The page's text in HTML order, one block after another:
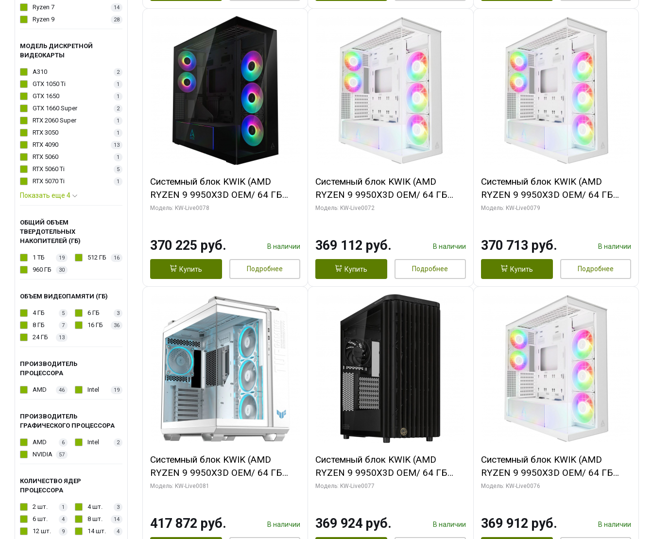
Ryzen 7 14
Ryzen 9 28
МОДЕЛЬ ДИСКРЕТНОЙ
ВИДЕОКАРТЫ
A310 2
GTX 1050 Ti 1
GTX 1650 1
GTX 1660 Super 2
RTX 2060 Super 1
RTX 3050 1
RTX 4090 13
RTX 5060 1
RTX 5060 Ti 5
RTX 5070 Ti 1
Показать еще 4
ОБЩИЙ ОБЪЕМ
ТВЕРДОТЕЛЬНЫХ
НАКОПИТЕЛЕЙ (ГБ)
1 ТБ 19 512 ГБ 16
960 ГБ 30
ОБЪЕМ ВИДЕОПАМЯТИ (ГБ)
4 ГБ 5 6 ГБ 3
8 ГБ 7 16 ГБ 36
24 ГБ 13
ПРОИЗВОДИТЕЛЬ
ПРОЦЕССОРА
AMD 46 Intel 19
ПРОИЗВОДИТЕЛЬ
ГРАФИЧЕСКОГО ПРОЦЕССОРА
AMD 6 Intel 2
NVIDIA 57
КОЛИЧЕСТВО ЯДЕР
ПРОЦЕССОРА
2 шт. 1 4 шт. 3
6 шт. 4 8 шт. 14
12 шт. 9 14 шт. 4
Системный блок KWIK (AMD
RYZEN 9 9950X3D OEM/ 64 ГБ
ОЗУ/ Palit RTX5080 GAMINGPRO
Модель: KW-Live0078
370 225 руб. В наличии
Купить Подробнее
Системный блок KWIK (AMD
RYZEN 9 9950X3D OEM/ 64 ГБ
ОЗУ/ MSI RTX5080 VENTUS 3X
Модель: KW-Live0072
369 112 руб. В наличии
Купить Подробнее
Системный блок KWIK (AMD
RYZEN 9 9950X3D OEM/ 64 ГБ
ОЗУ/ MSI RTX5080 SHADOW 3X OC
Модель: KW-Live0079
370 713 руб. В наличии
Купить Подробнее
Системный блок KWIK (AMD
RYZEN 9 9950X3D OEM/ 64 ГБ
ОЗУ/ Gigabyte RTX5080 XTREME
Модель: KW-Live0081
417 872 руб. В наличии
Системный блок KWIK (AMD
RYZEN 9 9950X3D OEM/ 64 ГБ
ОЗУ/ Gigabyte RTX5080
Модель: KW-Live0077
369 924 руб. В наличии
Системный блок KWIK (AMD
RYZEN 9 9950X3D OEM/ 64 ГБ
ОЗУ/ Gigabyte RTX5080
Модель: KW-Live0076
369 912 руб. В наличии